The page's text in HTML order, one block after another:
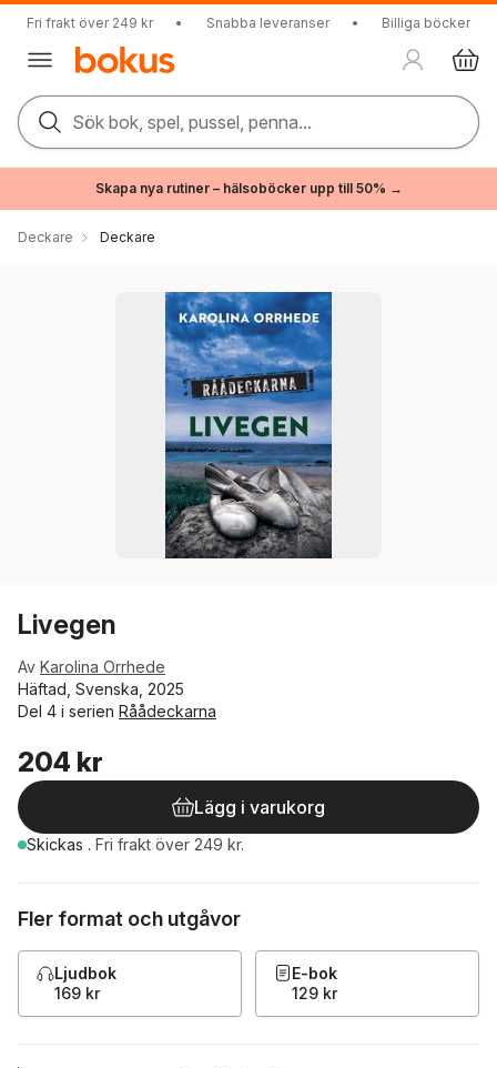
Fri frakt över 249 kr • Snabba leveranser • Billiga böcker
Sök bok, spel, pussel, penna...
Skapa nya rutiner – hälsoböcker upp till 50% →
Deckare Deckare
Livegen
Av Karolina Orrhede
Häftad, Svenska, 2025
Del 4 i serien Råådeckarna
204 kr
Lägg i varukorg
Skickas . Fri frakt över 249 kr.
Fler format och utgåvor
Ljudbok
169 kr
E-bok
129 kr